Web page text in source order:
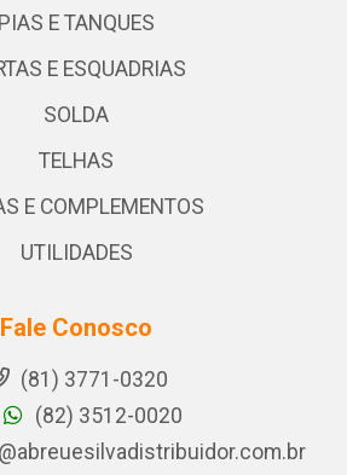
PIAS E TANQUES
E ESQUADRIAS
SOLDA
TELHAS
E COMPLEMENTOS
UTILIDADES
Fale Conosco
(81) 3771-0320
(82) 3512-0020